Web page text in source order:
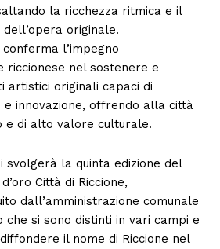
la ricchezza ritmica e il
originale.
l’impegno
riccionese nel sostenere e
artistici originali capaci di
e innovazione, offrendo alla città
e di alto valore culturale.
svolgerà la quinta edizione del
Città di Riccione,
dall’amministrazione comunale
si sono distinti in vari campi e
il nome di Riccione nel